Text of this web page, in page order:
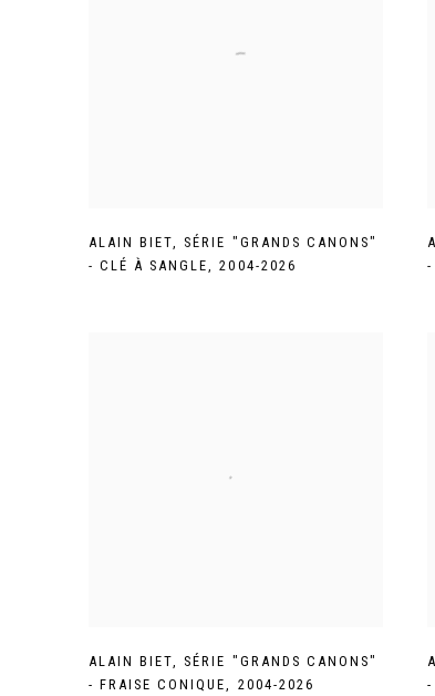
ALAIN BIET, SÉRIE "GRANDS CANONS"
- CLÉ À SANGLE,2004-2026
-
ALAIN BIET, SÉRIE "GRANDS CANONS"
- FRAISE CONIQUE, 2004-2026
-